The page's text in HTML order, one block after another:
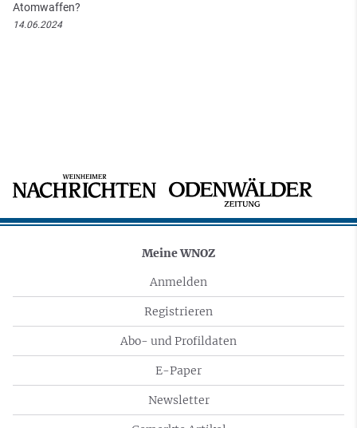
Atomwaffen?
14.06.2024
Meine WNOZ
Anmelden
Registrieren
Abo- und Profildaten
E-Paper
Newsletter